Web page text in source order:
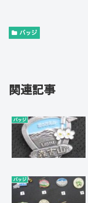
バッジ
関連記事
バッジ
バッジ